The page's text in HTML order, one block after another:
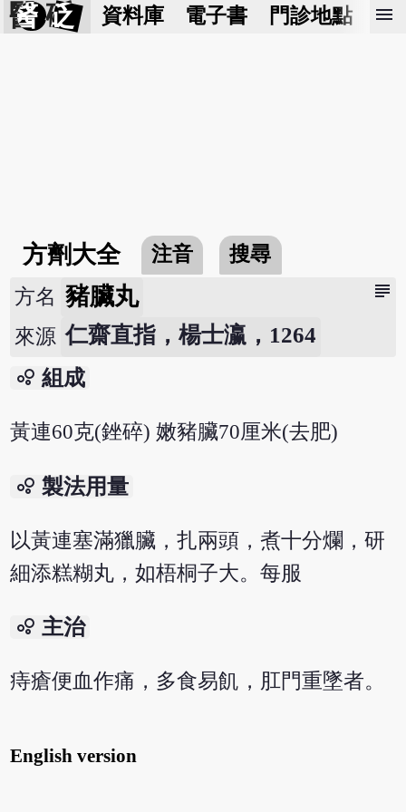
醫 砭 資料庫 電子書 門診地點 預
menu
方劑大全 注音 搜尋
subject
方名 豬臟丸
來源 仁齋直指，楊士瀛，1264
bubble_chart 組成
黃連60克(銼碎) 嫩豬臟70厘米(去肥)
bubble_chart 製法用量
以黃連塞滿獵臟，扎兩頭，煮十分爛，研
細添糕糊丸，如梧桐子大。每服
bubble_chart 主治
痔瘡便血作痛，多食易飢，肛門重墜者。
English version